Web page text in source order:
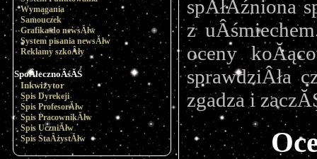
Wymagania
Samouczek
Grafika do newsĂłw
System pisania newsĂłw
Reklamy szkoÂły
SpoÂłecznoÂśĂŚ
Inkwizytor
Spis Dyrekcji
Spis ProfesorĂłw
Spis PracownikĂłw
Spis UczniĂłw
Spis StaÂżystĂłw
spĂłÂźniona
z
oceny
sprawdziÂła
zgadza i